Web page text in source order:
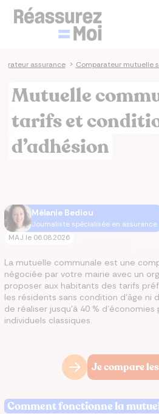
assurance > Comparateur mutuelle
Mutuelle
tarifs et
d’adhésion
Mélanie Bediou
Journaliste spécialisée en assurance
MAJ le 06.08.2026
La mutuelle communale est une
négociée par votre mairie avec un
proposer aux habitants des tarifs
les résidents sans condition d'âge ni
de réaliser jusqu'à 40 %
individuels classiques.
Je compare
Comment fonctionne la